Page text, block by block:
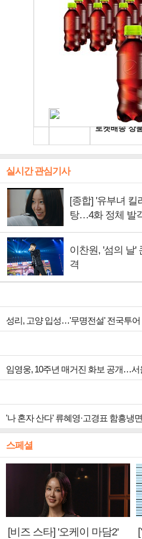
실시간 관심기사
[종합] '유부녀 킬
탕…4화 정체 발
이찬원, '섬의 날'
격
성리, 고양 입성…'무명전설' 전국투어
임영웅, 10주년 매거진 화보 공개…
'나 혼자 산다' 류혜영·고경표 함흥냉
스페셜
[비즈 스타] '오케이 마담2'